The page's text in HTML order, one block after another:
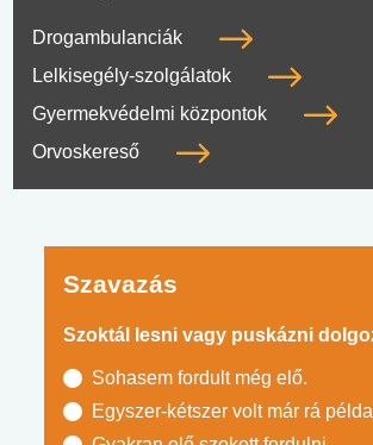
Drogambulanciák
Lelkisegély-szolgálatok
Gyermekvédelmi központok
Orvoskereső
Szavazás
Szoktál lesni vagy puskázni
Sohasem fordult még elő.
Egyszer-kétszer volt már rá